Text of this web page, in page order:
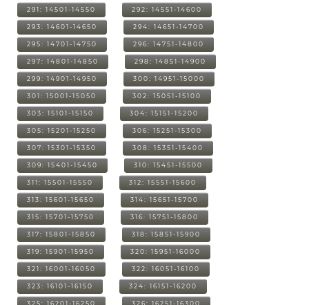
291: 14501-14550 292: 14551-14600
293: 14601-14650 294: 14651-14700
295: 14701-14750 296: 14751-14800
297: 14801-14850 298: 14851-14900
299: 14901-14950 300: 14951-15000
301: 15001-15050 302: 15051-15100
303: 15101-15150 304: 15151-15200
305: 15201-15250 306: 15251-15300
307: 15301-15350 308: 15351-15400
309: 15401-15450 310: 15451-15500
311: 15501-15550 312: 15551-15600
313: 15601-15650 314: 15651-15700
315: 15701-15750 316: 15751-15800
317: 15801-15850 318: 15851-15900
319: 15901-15950 320: 15951-16000
321: 16001-16050 322: 16051-16100
323: 16101-16150 324: 16151-16200
325: 16201-16250 326: 16251-16300